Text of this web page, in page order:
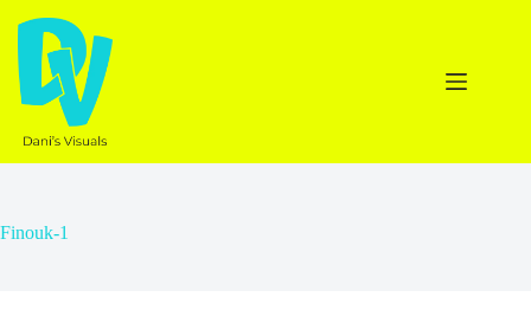
naar
inhoud
Finouk-1